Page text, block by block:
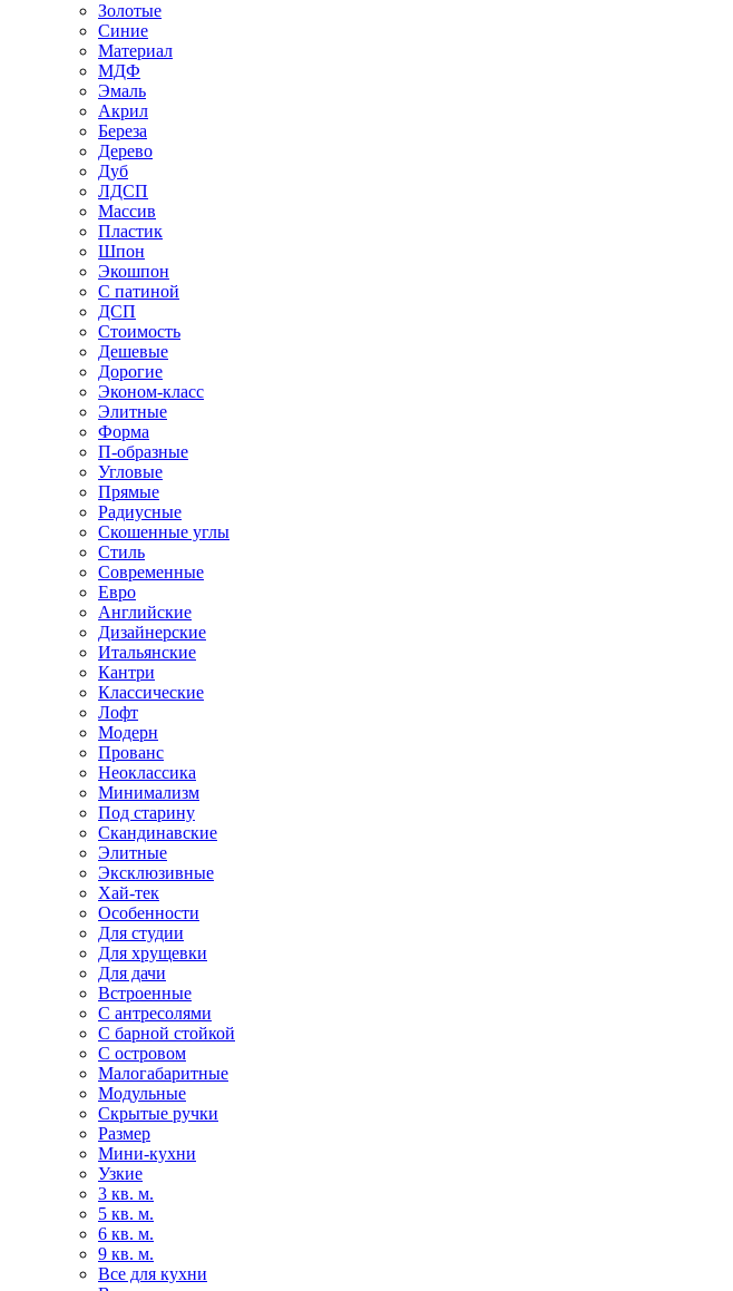
Золотые
Синие
Материал
МДФ
Эмаль
Акрил
Береза
Дерево
Дуб
ЛДСП
Массив
Пластик
Шпон
Экошпон
С патиной
ДСП
Стоимость
Дешевые
Дорогие
Эконом-класс
Элитные
Форма
П-образные
Угловые
Прямые
Радиусные
Скошенные углы
Стиль
Современные
Евро
Английские
Дизайнерские
Итальянские
Кантри
Классические
Лофт
Модерн
Прованс
Неоклассика
Минимализм
Под старину
Скандинавские
Элитные
Эксклюзивные
Хай-тек
Особенности
Для студии
Для хрущевки
Для дачи
Встроенные
С антресолями
С барной стойкой
С островом
Малогабаритные
Модульные
Скрытые ручки
Размер
Мини-кухни
Узкие
3 кв. м.
5 кв. м.
6 кв. м.
9 кв. м.
Все для кухни